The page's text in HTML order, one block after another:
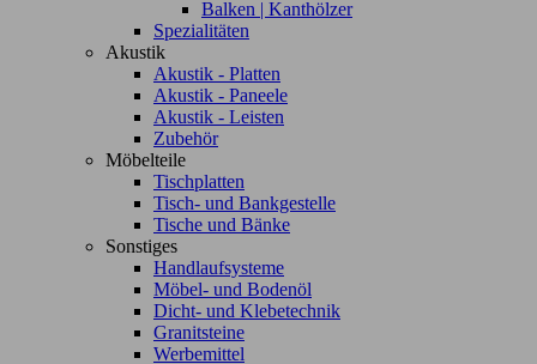
Balken | Kanthölzer
Spezialitäten
Akustik
Akustik - Platten
Akustik - Paneele
Akustik - Leisten
Zubehör
Möbelteile
Tischplatten
Tisch- und Bankgestelle
Tische und Bänke
Sonstiges
Handlaufsysteme
Möbel- und Bodenöl
Dicht- und Klebetechnik
Granitsteine
Werbemittel